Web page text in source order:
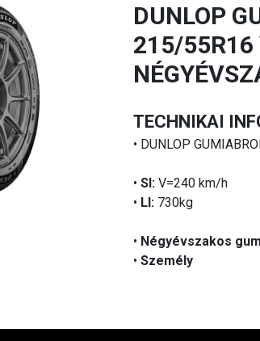
DUNLOP
215/55R16
TECHNIKAI
• DUNLOP
• SI: V=240 km/h
• LI: 730kg
• Négyévszakos
• Személy